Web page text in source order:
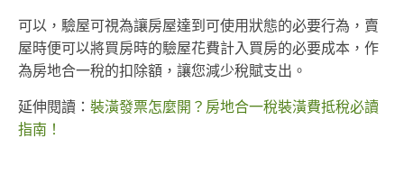
可以，驗屋可視為讓房屋達到可使用狀態的必要行為，賣
屋時便可以將買房時的驗屋花費計入買房的必要成本，作
為房地合一稅的扣除額，讓您減少稅賦支出。
延伸閱讀： 裝潢發票怎麼開？房地合一稅裝潢費抵稅必讀
指南！